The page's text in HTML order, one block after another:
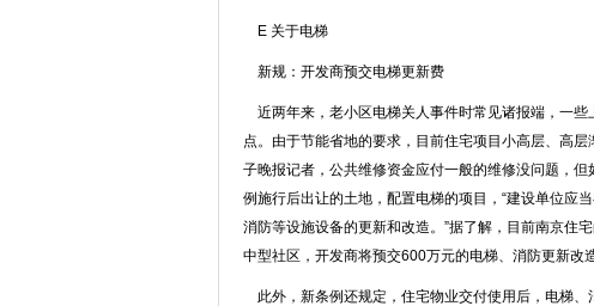
E 关于电梯
新规：开发商预交电梯更新费
近两年来，老小区电梯关人事件时常见诸报端，一些
点。由于节能省地的要求，目前住宅项目小高层、高
子晚报记者，公共维修资金应付一般的维修没问题，
例施行后出让的土地，配置电梯的项目，“建设单位应
消防等设施设备的更新和改造。”据了解，目前南京住
中型社区，开发商将预交600万元的电梯、消防更新改造
此外，新条例还规定，住宅物业交付使用后，电梯